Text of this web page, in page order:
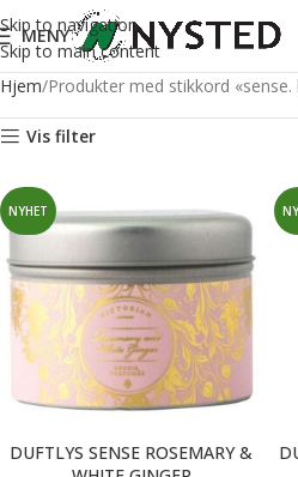
Skip to navigation
Skip to main content
MENY
Hjem Produkter med stikkord «sense.
Vis filter
NYHET
DUFTLYS SENSE ROSEMARY &